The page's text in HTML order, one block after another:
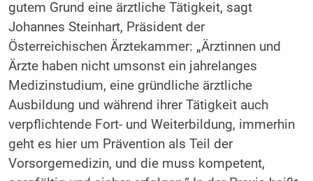
gutem Grund eine ärztliche Tätigkeit, sagt
Johannes Steinhart, Präsident der
Österreichischen Ärztekammer: „Ärztinnen und
Ärzte haben nicht umsonst ein jahrelanges
Medizinstudium, eine gründliche ärztliche
Ausbildung und während ihrer Tätigkeit auch
verpflichtende Fort- und Weiterbildung, immerhin
geht es hier um Prävention als Teil der
Vorsorgemedizin, und die muss kompetent,